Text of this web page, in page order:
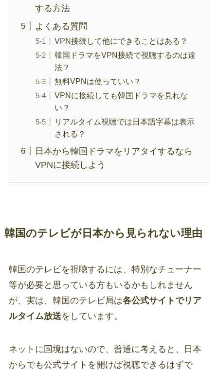
する方法
よくある質問
VPN接続して他にできることはある？
韓国ドラマをVPN接続で視聴するのは違
法？
無料VPNは使っていい？
VPNに接続しても韓国ドラマを見れな
い？
リアルタイム視聴では日本語字幕は表示
される？
日本から韓国ドラマをリアタイするなら
VPNに接続しよう
韓国のテレビが日本から見られない理由
韓国のテレビを視聴するには、特別なチューナー
等が必要と思っている方もいるかもしれません
が、実は、韓国のテレビ局は各公式サイトでリア
ルタイム放送をしています。
ネットに国境はないので、普通に考えると、日本
からでも公式サイトを開けば視聴できるはずで